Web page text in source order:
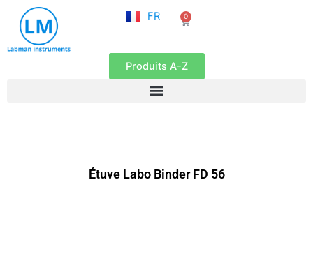
contenu
FR
EN
0
Panier
Produits A-Z
Étuve Labo Binder FD 56